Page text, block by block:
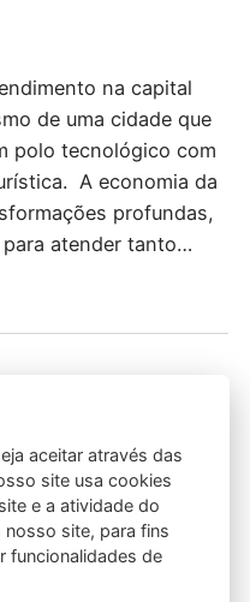
na capital
de uma cidade que
polo tecnológico com
A economia da
profundas,
atender tanto…
de construção é um
não apenas o aspecto
aceitar através das
site usa cookies
e a atividade do
nosso site, para fins
funcionalidades de